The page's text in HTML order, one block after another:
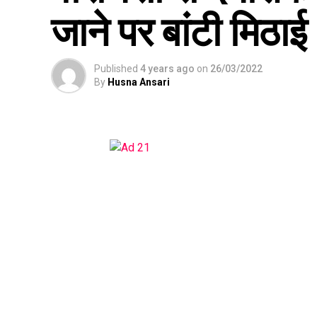
जाने पर बांटी मिठाई
Published 4 years ago on 26/03/2022
By Husna Ansari